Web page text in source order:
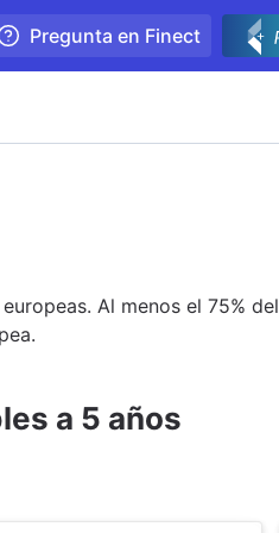
Pregunta en Finect
Al menos el 75% del
a 5 años